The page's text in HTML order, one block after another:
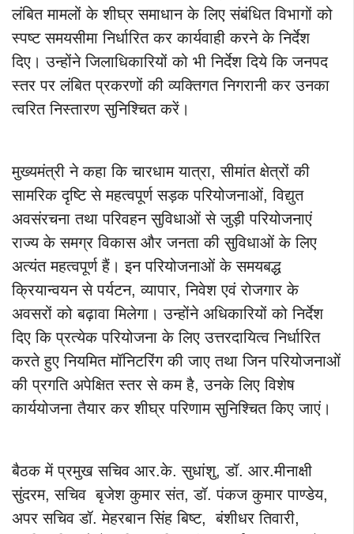
लंबित मामलों के शीघ्र समाधान के लिए संबंधित विभागों को
स्पष्ट समयसीमा निर्धारित कर कार्यवाही करने के निर्देश
दिए। उन्होंने जिलाधिकारियों को भी निर्देश दिये कि जनपद
स्तर पर लंबित प्रकरणों की व्यक्तिगत निगरानी कर उनका
त्वरित निस्तारण सुनिश्चित करें।
मुख्यमंत्री ने कहा कि चारधाम यात्रा, सीमांत क्षेत्रों की
सामरिक दृष्टि से महत्वपूर्ण सड़क परियोजनाओं, विद्युत
अवसंरचना तथा परिवहन सुविधाओं से जुड़ी परियोजनाएं
राज्य के समग्र विकास और जनता की सुविधाओं के लिए
अत्यंत महत्वपूर्ण हैं। इन परियोजनाओं के समयबद्ध
क्रियान्वयन से पर्यटन, व्यापार, निवेश एवं रोजगार के
अवसरों को बढ़ावा मिलेगा। उन्होंने अधिकारियों को निर्देश
दिए कि प्रत्येक परियोजना के लिए उत्तरदायित्व निर्धारित
करते हुए नियमित मॉनिटरिंग की जाए तथा जिन परियोजनाओं
की प्रगति अपेक्षित स्तर से कम है, उनके लिए विशेष
कार्ययोजना तैयार कर शीघ्र परिणाम सुनिश्चित किए जाएं।
बैठक में प्रमुख सचिव आर.के. सुधांशु, डॉ. आर.मीनाक्षी
सुंदरम, सचिव बृजेश कुमार संत, डॉ. पंकज कुमार पाण्डेय,
अपर सचिव डॉ. मेहरबान सिंह बिष्ट, बंशीधर तिवारी,